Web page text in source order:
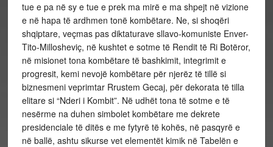
tue e pa në sy e tue e prek ma mirë e ma shpejt në vizione
e në hapa të ardhmen tonë kombëtare. Ne, si shoqëri
shqiptare, veçmas pas diktaturave sllavo-komuniste Enver-
Tito-Millosheviç, në kushtet e sotme të Rendit të Ri Botëror,
në misionet tona kombëtare të bashkimit, integrimit e
progresit, kemi nevojë kombëtare për njerëz të tillë si
biznesmeni veprimtar Rrustem Gecaj, për dekorata të tilla
elitare si “Nderi i Kombit”. Në udhët tona të sotme e të
nesërme na duhen simbolet kombëtare me dekrete
presidenciale të ditës e me fytyrë të kohës, në pasqyrë e
në ballë, ashtu sikurse vet elementët kimik në Tabelën e